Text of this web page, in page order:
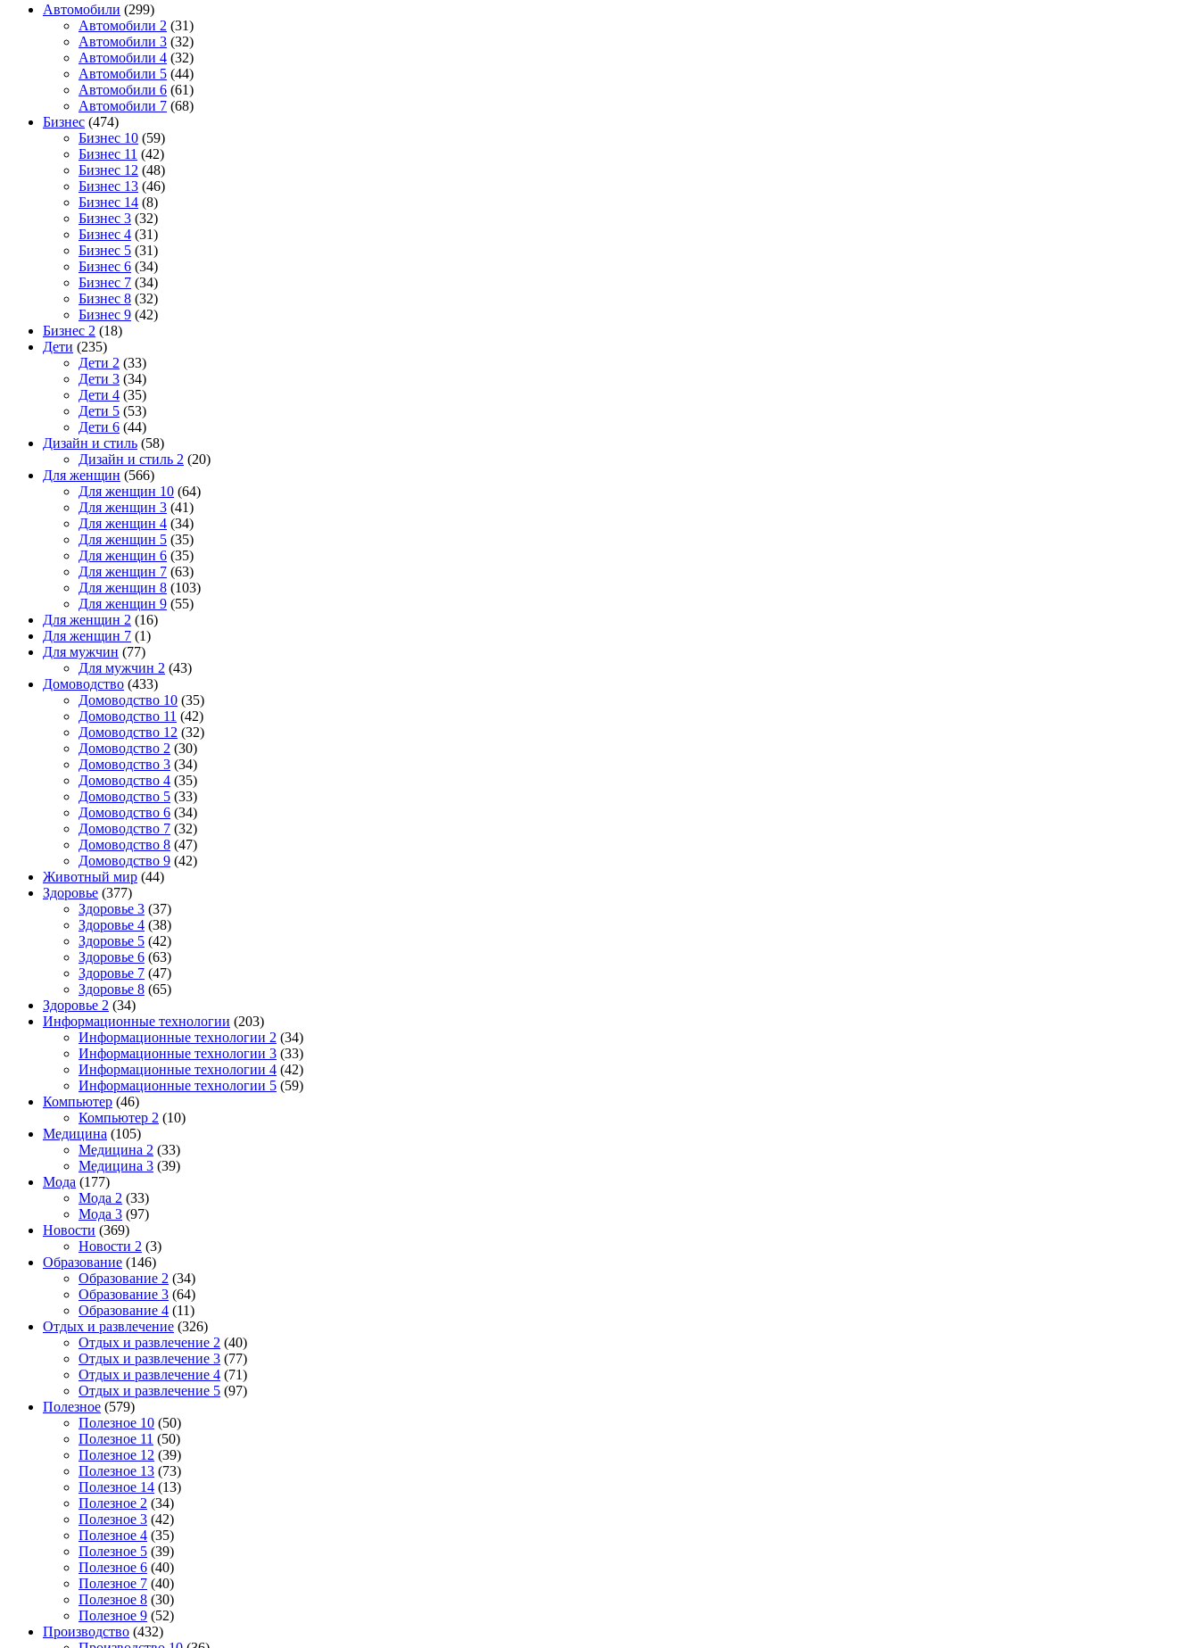
Автомобили (299)
Автомобили 2 (31)
Автомобили 3 (32)
Автомобили 4 (32)
Автомобили 5 (44)
Автомобили 6 (61)
Автомобили 7 (68)
Бизнес (474)
Бизнес 10 (59)
Бизнес 11 (42)
Бизнес 12 (48)
Бизнес 13 (46)
Бизнес 14 (8)
Бизнес 3 (32)
Бизнес 4 (31)
Бизнес 5 (31)
Бизнес 6 (34)
Бизнес 7 (34)
Бизнес 8 (32)
Бизнес 9 (42)
Бизнес 2 (18)
Дети (235)
Дети 2 (33)
Дети 3 (34)
Дети 4 (35)
Дети 5 (53)
Дети 6 (44)
Дизайн и стиль (58)
Дизайн и стиль 2 (20)
Для женщин (566)
Для женщин 10 (64)
Для женщин 3 (41)
Для женщин 4 (34)
Для женщин 5 (35)
Для женщин 6 (35)
Для женщин 7 (63)
Для женщин 8 (103)
Для женщин 9 (55)
Для женщин 2 (16)
Для женщин 7 (1)
Для мужчин (77)
Для мужчин 2 (43)
Домоводство (433)
Домоводство 10 (35)
Домоводство 11 (42)
Домоводство 12 (32)
Домоводство 2 (30)
Домоводство 3 (34)
Домоводство 4 (35)
Домоводство 5 (33)
Домоводство 6 (34)
Домоводство 7 (32)
Домоводство 8 (47)
Домоводство 9 (42)
Животный мир (44)
Здоровье (377)
Здоровье 3 (37)
Здоровье 4 (38)
Здоровье 5 (42)
Здоровье 6 (63)
Здоровье 7 (47)
Здоровье 8 (65)
Здоровье 2 (34)
Информационные технологии (203)
Информационные технологии 2 (34)
Информационные технологии 3 (33)
Информационные технологии 4 (42)
Информационные технологии 5 (59)
Компьютер (46)
Компьютер 2 (10)
Медицина (105)
Медицина 2 (33)
Медицина 3 (39)
Мода (177)
Мода 2 (33)
Мода 3 (97)
Новости (369)
Новости 2 (3)
Образование (146)
Образование 2 (34)
Образование 3 (64)
Образование 4 (11)
Отдых и развлечение (326)
Отдых и развлечение 2 (40)
Отдых и развлечение 3 (77)
Отдых и развлечение 4 (71)
Отдых и развлечение 5 (97)
Полезное (579)
Полезное 10 (50)
Полезное 11 (50)
Полезное 12 (39)
Полезное 13 (73)
Полезное 14 (13)
Полезное 2 (34)
Полезное 3 (42)
Полезное 4 (35)
Полезное 5 (39)
Полезное 6 (40)
Полезное 7 (40)
Полезное 8 (30)
Полезное 9 (52)
Производство (432)